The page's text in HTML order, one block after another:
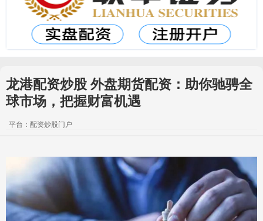
龙港配资炒股 外盘期货配资：助你驰骋全
球市场，把握财富机遇
平台：配资炒股门户